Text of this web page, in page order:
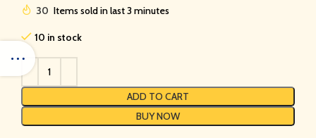
30 Items sold in last 3 minutes
10 in stock
ADD TO CART
BUY NOW